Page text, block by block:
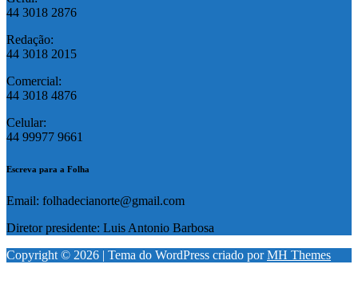
44 3018 2876
Redação:
44 3018 2015
Comercial:
44 3018 4876
Celular:
44 99977 9661
Escreva para a Folha
Email: folhadecianorte@gmail.com
Diretor presidente: Luis Antonio Barbosa
Copyright © 2026 | Tema do WordPress criado porMH Themes